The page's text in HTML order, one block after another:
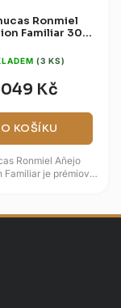
Ronmiel
Familiar 30%
(3 KS)
049 Kč
KOŠÍKU
Ronmiel Añejo
Familiar je prémiový
vyráběný...